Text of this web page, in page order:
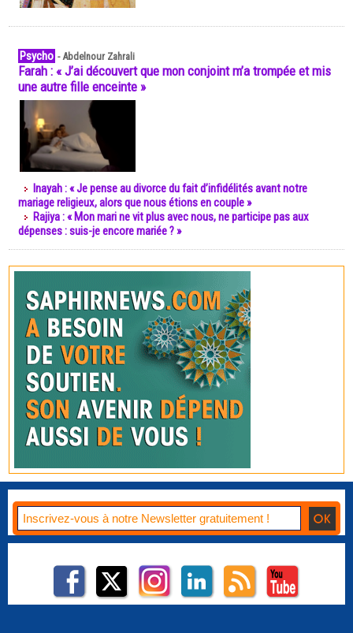
Psycho -Abdelnour Zahrali
Farah : « J’ai découvert que mon conjoint m’a trompée et mis
une autre fille enceinte »
Inayah : « Je pense au divorce du fait d’infidélités avant notre
mariage religieux, alors que nous étions en couple »
Rajiya : « Mon mari ne vit plus avec nous, ne participe pas aux
dépenses : suis-je encore mariée ? »